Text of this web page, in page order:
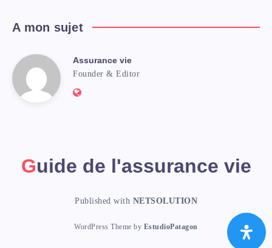
A mon sujet
Assurance
Assurance vie
Founder & Editor
Website:
Guide de l'assurance vie
Published with NETSOLUTION
WordPress Theme by EstudioPatagon